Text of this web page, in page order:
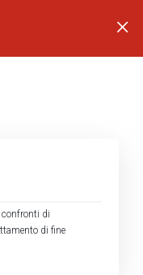
di
di fine